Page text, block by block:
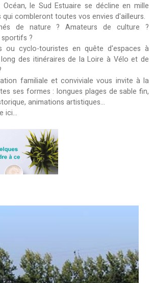
le Sud Estuaire se décline en mille
combleront toutes vos envies d'ailleurs.
de nature ? Amateurs de culture ?
?
ou cyclo-touristes en quête d'espaces à
des itinéraires de la Loire à Vélo et de
familiale et conviviale vous invite à la
ses formes : longues plages de sable fin,
animations artistiques...
ici...